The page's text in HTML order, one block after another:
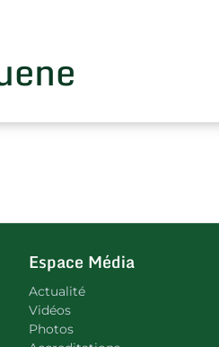
Espace Média
Actualité
Vidéos
Photos